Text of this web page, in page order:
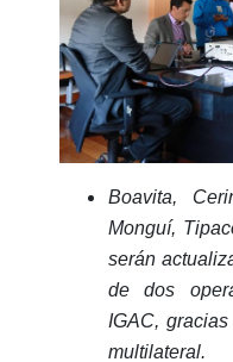
Boavita,
Monguí,
serán
de dos
IGAC,
multilateral.